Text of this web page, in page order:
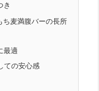
き
ち麦満腹バーの長所
最適
ての安心感